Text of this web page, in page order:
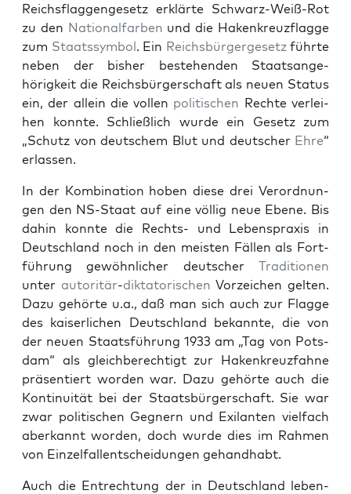
Reichs­flaggenge­setz erk­lärte Schwarz-Weiß-Rot
zu den Nation­al­far­ben und die Hak­enkreuzflagge
zum Staatssym­bol. Ein Reichs­bürg­erge­setzführte
neben der bish­er beste­hen­den Staat­sange­
hörigkeit die Reichs­bürg­er­schaft als neuen Sta­tus
ein, der allein die vollen poli­tis­chen Rechte ver­lei­
hen kon­nte. Schließlich wurde ein Gesetz zum
„Schutz von deutschem Blut und deutsch­er Ehre“
erlassen.
In der Kom­bi­na­tion hoben diese drei Verord­nun­
gen den NS-Staat auf eine völ­lig neue Ebene. Bis
dahin kon­nte die Rechts- und Leben­sprax­is in
Deutsch­land noch in den meis­ten Fällen als Fort­
führung gewöhn­lich­er deutsch­er Tra­di­tio­nen
unter autoritär-dik­ta­torischen Vorze­ichen gel­ten.
Dazu gehörte u.a., daß man sich auch zur Flagge
des kaiser­lichen Deutsch­land bekan­nte, die von
der neuen Staats­führung 1933 am „Tag von Pots­
dam“ als gle­ich­berechtigt zur Hak­enkreuz­fahne
präsen­tiert wor­den war. Dazu gehörte auch die
Kon­ti­nu­ität bei der Staats­bürg­er­schaft. Sie war
zwar poli­tis­chen Geg­n­ern und Exi­lanten vielfach
aberkan­nt wor­den, doch wurde dies im Rah­men
von Einzelfal­l­entschei­dun­gen gehand­habt.
Auch die Entrech­tung der in Deutsch­land leben­